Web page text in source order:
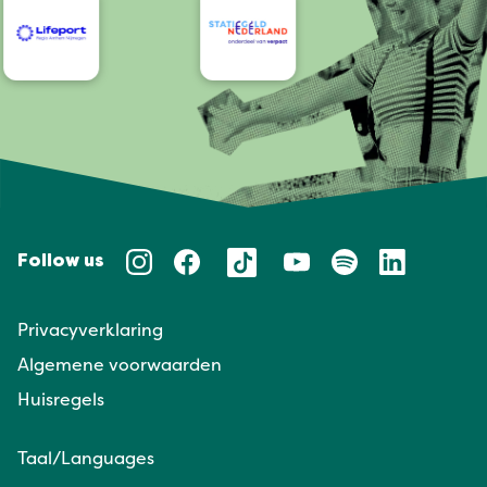
Follow us
Privacyverklaring
Algemene voorwaarden
Huisregels
Taal/Languages